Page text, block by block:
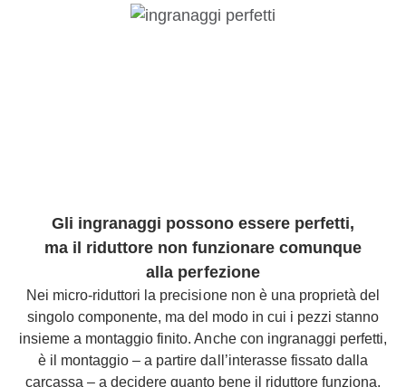
Gli ingranaggi possono essere perfetti,
ma il riduttore non funzionare comunque
alla perfezione
Nei micro-riduttori la precisione non è una proprietà del
singolo componente, ma del modo in cui i pezzi stanno
insieme a montaggio finito. Anche con ingranaggi perfetti,
è il montaggio – a partire dall’interasse fissato dalla
carcassa – a decidere quanto bene il riduttore funziona.